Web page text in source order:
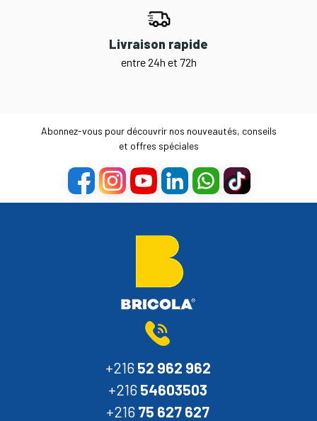
Livraison rapide
entre 24h et 72h
Abonnez-vous pour découvrir nos nouveautés, conseils
et offres spéciales
+216 52 962 962
+216 54603503
+216 75 627 627